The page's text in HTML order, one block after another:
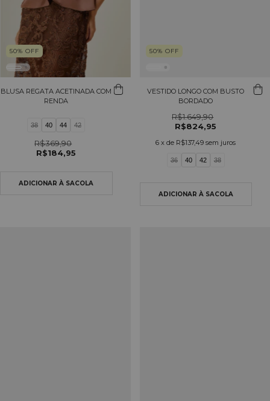
50% OFF
BLUSA REGATA ACETINADA COM
RENDA
38 40 44 42
R$369,90
R$184,95
50% OFF
VESTIDO LONGO COM BUSTO
BORDADO
R$1.649,90
R$824,95
6 x de R$137,49 sem juros
36 40 42 38